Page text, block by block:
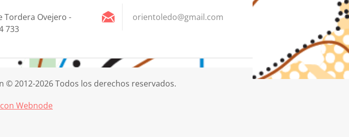
Tordera Ovejero -
733
orientoledo@gmail.com
© 2012-2026 Todos los derechos reservados.
Webnode